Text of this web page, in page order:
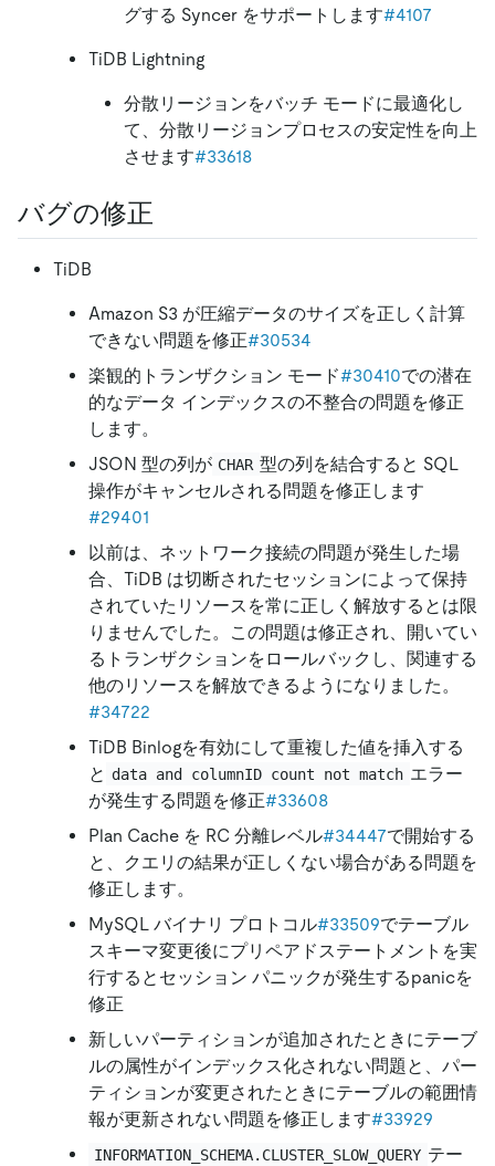
グする Syncer をサポートします#4107
TiDB Lightning
分散リージョンをバッチ モードに最適化し
て、分散リージョンプロセスの安定性を向上
させます#33618
バグの修正
TiDB
Amazon S3 が圧縮データのサイズを正しく計算
できない問題を修正#30534
楽観的トランザクション モード#30410での潜在
的なデータ インデックスの不整合の問題を修正
します。
JSON 型の列が CHAR 型の列を結合すると SQL
操作がキャンセルされる問題を修正します
#29401
以前は、ネットワーク接続の問題が発生した場
合、TiDB は切断されたセッションによって保持
されていたリソースを常に正しく解放するとは限
りませんでした。この問題は修正され、開いてい
るトランザクションをロールバックし、関連する
他のリソースを解放できるようになりました。
#34722
TiDB Binlogを有効にして重複した値を挿入する
と data and columnID count not match エラー
が発生する問題を修正#33608
Plan Cache を RC 分離レベル#34447で開始する
と、クエリの結果が正しくない場合がある問題を
修正します。
MySQL バイナリ プロトコル#33509でテーブル
スキーマ変更後にプリペアドステートメントを実
行するとセッション パニックが発生するpanicを
修正
新しいパーティションが追加されたときにテーブ
ルの属性がインデックス化されない問題と、パー
ティションが変更されたときにテーブルの範囲情
報が更新されない問題を修正します#33929
INFORMATION_SCHEMA.CLUSTER_SLOW_QUERY テー